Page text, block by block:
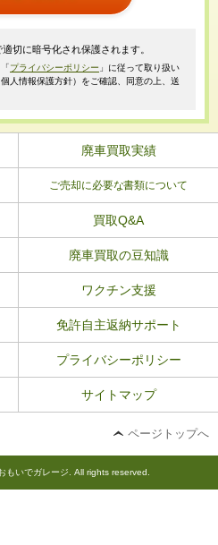
切に暗号化され保護されます。
プライバシーポリシー 」に従って取り扱い
人情報保護方針）をご確認、同意の上、送
廃車買取実績
ご売却に必要な書類について
買取Q&A
廃車買取の豆知識
ワクチン支援
免許自主返納サポート
プライバシーポリシー
サイトマップ
ページトップへ
いでガレージ. All rights reserved.